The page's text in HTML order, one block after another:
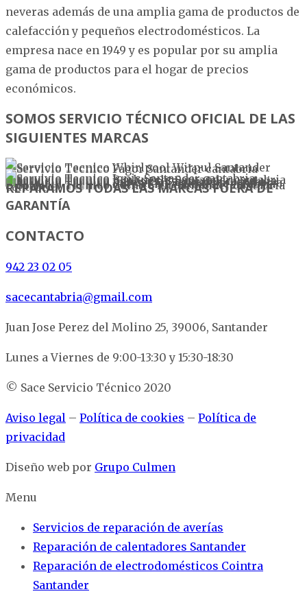
neveras además de una amplia gama de productos de
calefacción y pequeños electrodomésticos. La
empresa nace en 1949 y es popular por su amplia
gama de productos para el hogar de precios
económicos.
SOMOS SERVICIO TÉCNICO OFICIAL DE LAS
SIGUIENTES MARCAS
REPARAMOS TODAS LAS MARCAS FUERA DE
GARANTÍA
CONTACTO
942 23 02 05
sacecantabria@gmail.com
Juan Jose Perez del Molino 25, 39006, Santander
Lunes a Viernes de 9:00-13:30 y 15:30-18:30
© Sace Servicio Técnico 2020
Aviso legal – Política de cookies – Política de
privacidad
Diseño web por Grupo Culmen
Menu
Servicios de reparación de averías
Reparación de calentadores Santander
Reparación de electrodomésticos Cointra
Santander